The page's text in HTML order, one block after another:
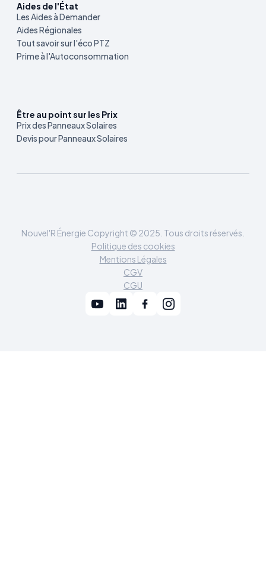
Aides de l'État
Les Aides à Demander
Aides Régionales
Tout savoir sur l'éco PTZ
Prime à l'Autoconsommation
Être au point sur les Prix
Prix des Panneaux Solaires
Devis pour Panneaux Solaires
Nouvel'R Énergie Copyright © 2025. Tous droits réservés.
Politique des cookies
Mentions Légales
CGV
CGU